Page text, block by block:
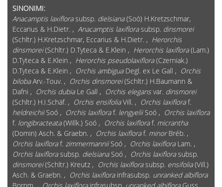
SINONIMI:
Anacamptis laxiflorasubsp. dielsiana(Soó) H.Kretzschmar,
Eccarius & H.Dietr. , Anacamptis laxiflorasubsp. dinsmorei
(Schltr.) H.Kretzschmar, Eccarius & H.Dietr. , Herorchis
dinsmorei(Schltr.) D.Tyteca & E.Klein , Herorchis laxiflora(Lam.)
D.Tyteca & E.Klein , Herorchis pseudolaxiflora(Czerniak.)
D.Tyteca & E.Klein , Orchis ambiguaDegl. ex Le Gall , Orchis
bilobaArv.-Touv. , Orchis dinsmorei(Schltr.) H.Baumann &
Dafni , Orchis dubiaLe Gall , Orchis elegans var. dinsmorei
(Schltr.) H.I.Schäf. , Orchis ensifoliaVill. , Orchis laxifloraf.
heldreichiiSoó , Orchis laxifloraf. lengyeliiSoó , Orchis laxiflora
f. longibracteata(Willk.) Soó , Orchis laxifloraf. micrantha
(Domin) Asch. & Graebn. , Orchis laxifloraf. minorBréb. ,
Orchis laxifloraf. zimmermanniiSoó , Orchis laxifloraLam. ,
Orchis laxiflorasubsp. dielsianaSoó , Orchis laxiflorasubsp.
dinsmorei(Schltr.) Kreutz , Orchis laxiflorasubsp. ensifolia(Vill.)
Asch. & Graebn. , Orchis laxiflorainfrasubsp. unranked albiflora